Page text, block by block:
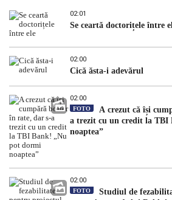
02:01
Se ceartă doctorițele între
02:00
Cică ăsta-i adevărul
02:00
FOTO
A crezut că își
a trezit cu un credit la TBI
noaptea”
02:00
FOTO
Studiul de